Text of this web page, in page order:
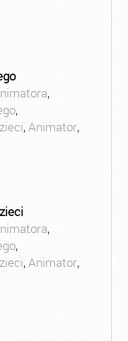
,
,
,Animator,
,
,
,Animator,